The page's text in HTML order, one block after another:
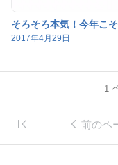
2017年4月29日
1
前のペ